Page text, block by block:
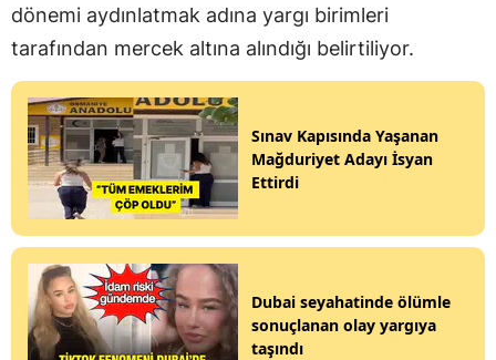
dönemi aydınlatmak adına yargı birimleri
tarafından mercek altına alındığı belirtiliyor.
Sınav Kapısında Yaşanan
Mağduriyet Adayı İsyan
Ettirdi
Dubai seyahatinde ölümle
sonuçlanan olay yargıya
taşındı